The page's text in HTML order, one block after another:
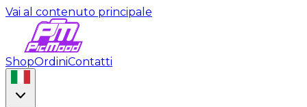
Vai al contenuto principale
ShopOrdiniContatti